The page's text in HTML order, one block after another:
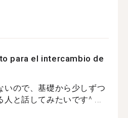
para el intercambio de
いので、基礎から少しずつ
人と話してみたいです^ ...